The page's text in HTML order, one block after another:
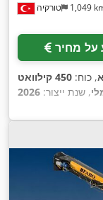
טורקיה 1,049
על מחיר
, כוח:
450 קילוואט
, שנת ייצור: 2026